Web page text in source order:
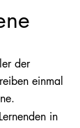
der
einmal
in